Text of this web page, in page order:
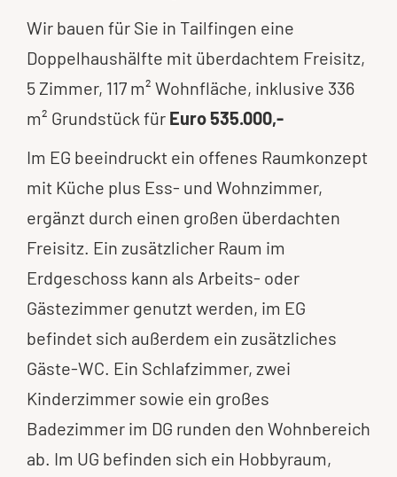
Wir bauen für Sie in Tailfingen eine
Doppelhaushälfte mit überdachtem Freisitz,
5 Zimmer, 117 m² Wohnfläche, inklusive 336
m² Grundstück für Euro 535.000,-
Im EG beeindruckt ein offenes Raumkonzept
mit Küche plus Ess- und Wohnzimmer,
ergänzt durch einen großen überdachten
Freisitz. Ein zusätzlicher Raum im
Erdgeschoss kann als Arbeits- oder
Gästezimmer genutzt werden, im EG
befindet sich außerdem ein zusätzliches
Gäste-WC. Ein Schlafzimmer, zwei
Kinderzimmer sowie ein großes
Badezimmer im DG runden den Wohnbereich
ab. Im UG befinden sich ein Hobbyraum,